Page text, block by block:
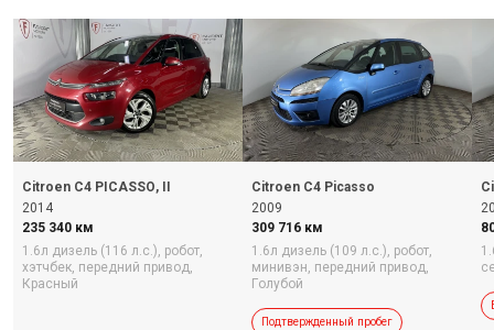
Citroen C4 PICASSO, II
2014
235 340 км
1.6л дизель (116 л.с.), робот,
хэтчбек, передний привод,
Красный
Citroen C4 Picasso
2009
309 716 км
1.6л дизель (109 л.с.), робот,
минивэн, передний привод,
Голубой
Подтвержденный пробег